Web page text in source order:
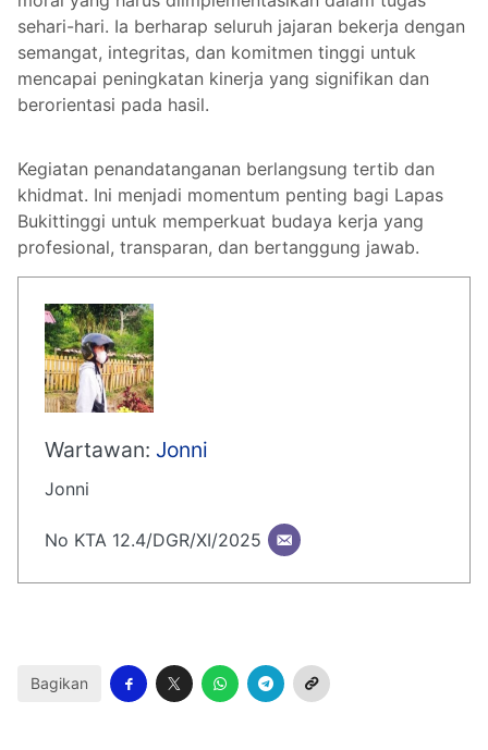
sehari-hari. Ia berharap seluruh jajaran bekerja dengan
semangat, integritas, dan komitmen tinggi untuk
mencapai peningkatan kinerja yang signifikan dan
berorientasi pada hasil.
Kegiatan penandatanganan berlangsung tertib dan
khidmat. Ini menjadi momentum penting bagi Lapas
Bukittinggi untuk memperkuat budaya kerja yang
profesional, transparan, dan bertanggung jawab.
Wartawan: Jonni
Jonni
No KTA 12.4/DGR/XI/2025
Bagikan